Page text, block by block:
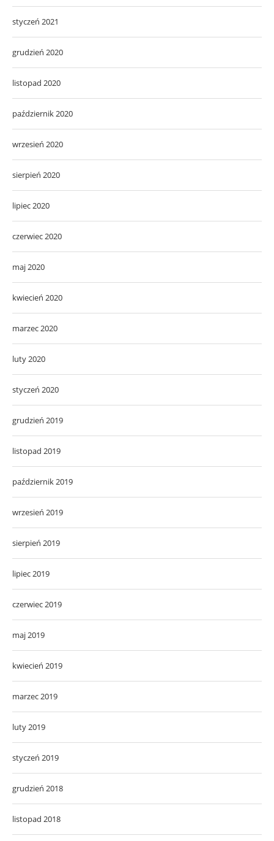
styczeń 2021
grudzień 2020
listopad 2020
październik 2020
wrzesień 2020
sierpień 2020
lipiec 2020
czerwiec 2020
maj 2020
kwiecień 2020
marzec 2020
luty 2020
styczeń 2020
grudzień 2019
listopad 2019
październik 2019
wrzesień 2019
sierpień 2019
lipiec 2019
czerwiec 2019
maj 2019
kwiecień 2019
marzec 2019
luty 2019
styczeń 2019
grudzień 2018
listopad 2018